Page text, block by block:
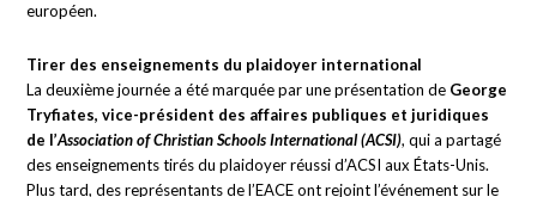
européen.
Tirer des enseignements du plaidoyer international
La deuxième journée a été marquée par une présentation de George
Tryfiates, vice-président des affaires publiques et juridiques
de l’Association of Christian Schools International (ACSI), qui a partagé
des enseignements tirés du plaidoyer réussi d’ACSI aux États-Unis.
Plus tard, des représentants de l’EACE ont rejoint l’événement sur le